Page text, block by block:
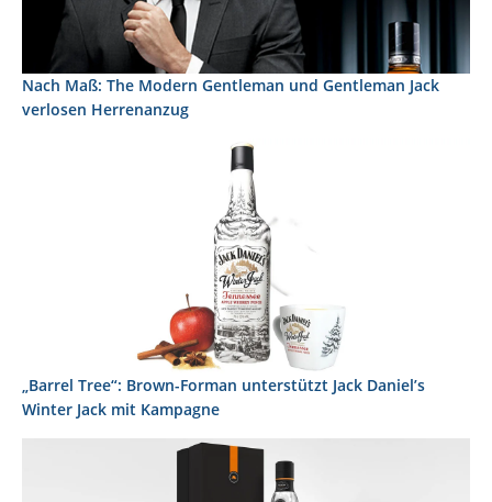
Nach Maß: The Modern Gentleman und Gentleman Jack
verlosen Herrenanzug
„Barrel Tree“: Brown-Forman unterstützt Jack Daniel’s
Winter Jack mit Kampagne